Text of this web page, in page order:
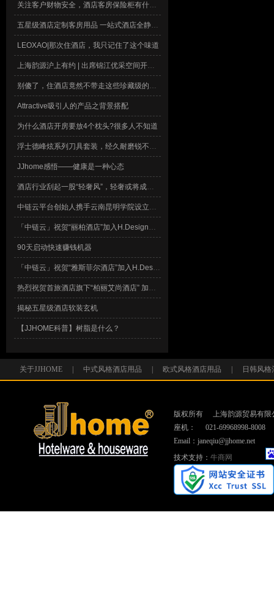
关注客户财物安全，酒店客房保险柜有什么要求？
五星级酒店定制客房用品 一站式酒店全静音客房冷藏箱
LEOXAO|那次住酒店，我只记住了这个味道
上海韵源沪上有约 | 出席锦江优采空间开业典礼暨2023锦江全球采购平台合作伙伴大会,酒店客房用品,酒店用品批发
别傻了，住酒店竟然不带走这些珍藏级的洗浴用品？！
Attractive吸引人的产品之背景搭配
为什么酒店开房要放4个枕头?很多人不知道
浮士德峰炫系列刀具套装，经久耐磨锐不可挡
JJhome感悟——健康是一种心态
酒店行业刮起一股“轻奢风”，轻奢或将成为酒店行业主流
中链云平台创始人携手云南昆明学院设立【H.Design】 云南赛区
「中链云」祝贺“丽柏酒店”加入H.Design大赛
90天启动快速赚钱机器
「中链云」祝贺“雅斯菲尔酒店”加入H.Design大赛
热烈祝贺首旅酒店旗下“柏丽艾尚酒店” 加入2018中国酒店业“H.DESIGN”百强设计酒店大赛
揭秘五星级酒店软装玄机
【JJHOME科普】树脂是什么？
关于JJHOME 中式风格酒店用品 欧式风格酒店用品 日韩风
版权所有
上海韵源贸易有限
座机：
021-69968998-8008
Email：janeqiu@jjhome.net
技术支持： 牛商网